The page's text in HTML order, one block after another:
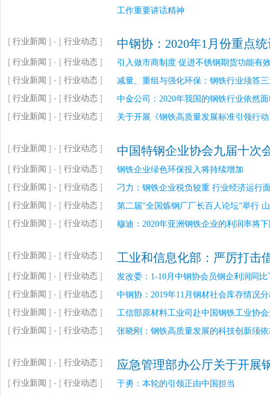
工作重要讲话精神
[ 行业新闻 ] - [ 行业动态 ] 中钢协：2020年1月份重点
[ 行业新闻 ] - [ 行业动态 ] 引入做市商制度 促进不锈钢期货功能有
[ 行业新闻 ] - [ 行业动态 ] 减量、重组与强化环保：钢铁行业须答
[ 行业新闻 ] - [ 行业动态 ] 中金公司：2020年我国的钢铁行业依然
[ 行业新闻 ] - [ 行业动态 ] 关于开展《钢铁高质量发展标准引领行
[ 行业新闻 ] - [ 行业动态 ] 中国特钢企业协会九届十次
[ 行业新闻 ] - [ 行业动态 ] 钢铁企业绿色环保投入将持续增加
[ 行业新闻 ] - [ 行业动态 ] 刁力：钢铁企业税负较重 行业经济运行
[ 行业新闻 ] - [ 行业动态 ] 第二届“全国炼钢厂厂长百人论坛”举行
[ 行业新闻 ] - [ 行业动态 ] 穆迪：2020年亚洲钢铁企业的利润率将
[ 行业新闻 ] - [ 行业动态 ] 工业和信息化部：严厉打击
[ 行业新闻 ] - [ 行业动态 ] 发改委：1-10月中钢协会员钢企利润同比
[ 行业新闻 ] - [ 行业动态 ] 中钢协：2019年11月钢材社会库存情况
[ 行业新闻 ] - [ 行业动态 ] 工信部原材料工业司赴中国钢铁工业协
[ 行业新闻 ] - [ 行业动态 ] 张晓刚：钢铁高质量发展的科技创新须
[ 行业新闻 ] - [ 行业动态 ] 应急管理部办公厅关于开展
[ 行业新闻 ] - [ 行业动态 ] 于勇：本轮的引领正由中国担当